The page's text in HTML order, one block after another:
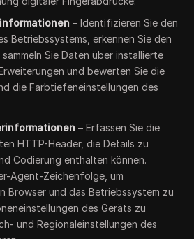
– Identifizieren Sie den
Betriebssystems, erkennen Sie den
Sie Daten über installierte
und bewerten Sie die
die Farbtiefeneinstellungen des
– Erfassen Sie die
HTTP-Header, die Details zu
Codierung enthalten können.
Agent-Zeichenfolge, um
Browser und das Betriebssystem zu
des Geräts zu
und Regionaleinstellungen des